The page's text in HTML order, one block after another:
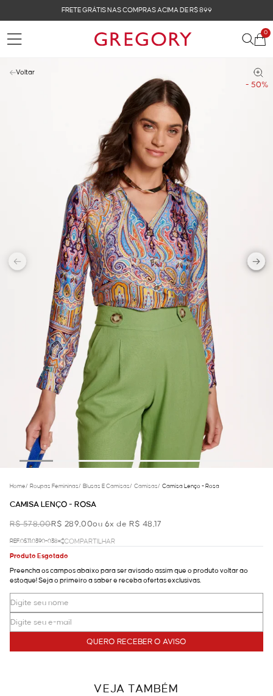
FRETE GRÁTIS NAS COMPRAS ACIMA DE R$ 899
0
- 50%
Voltar
Home/ Roupas Femininas/ Blusas E Camisas/ Camisas/ Camisa Lenço - Rosa
CAMISA LENÇO - ROSA
R$ 578,00R$ 289,00ou 6x de R$ 48,17
REF.05.11.0390-038
COMPARTILHAR
Produto Esgotado
Preencha os campos abaixo para ser avisado assim que o produto voltar ao
estoque! Seja o primeiro a saber e receba ofertas exclusivas.
QUERO RECEBER O AVISO
VEJA TAMBÉM